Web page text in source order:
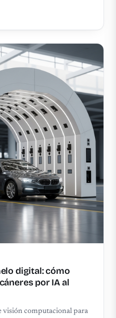
digital: cómo
por IA al
visión computacional para